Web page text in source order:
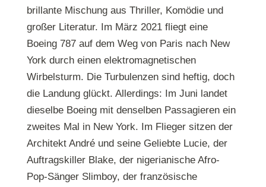
brillante Mischung aus Thriller, Komödie und
großer Literatur. Im März 2021 fliegt eine
Boeing 787 auf dem Weg von Paris nach New
York durch einen elektromagnetischen
Wirbelsturm. Die Turbulenzen sind heftig, doch
die Landung glückt. Allerdings: Im Juni landet
dieselbe Boeing mit denselben Passagieren ein
zweites Mal in New York. Im Flieger sitzen der
Architekt André und seine Geliebte Lucie, der
Auftragskiller Blake, der nigerianische Afro-
Pop-Sänger Slimboy, der französische